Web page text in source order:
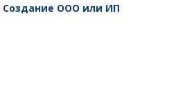
Создание ООО или ИП